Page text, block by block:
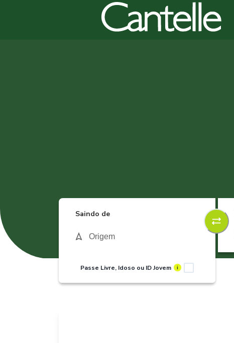
Saindo de
Passe Livre, Idoso ou ID Jovem i